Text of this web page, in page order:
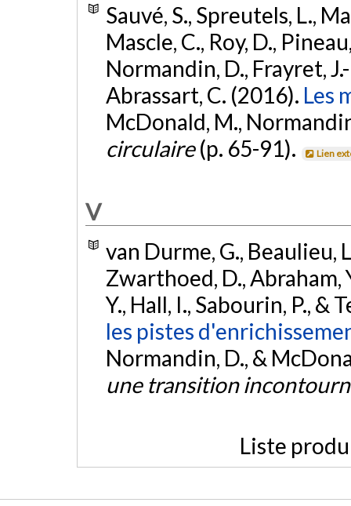
Sauvé, S., Spreutels, L.,
Mascle, C., Roy, D.,
Normandin, D., Frayret,
Abrassart, C. (2016). Les
McDonald, M.,
circulaire(p. 65-91). Lien
V
van Durme, G., Beaulieu,
Zwarthoed, D., Abraham,
Y., Hall, I., Sabourin, P., &
les pistes
Normandin, D., &
une transition
Liste